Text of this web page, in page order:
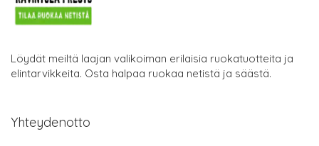
Löydät meiltä laajan valikoiman erilaisia ruokatuotteita ja
elintarvikkeita. Osta halpaa ruokaa netistä ja säästä.
Yhteydenotto